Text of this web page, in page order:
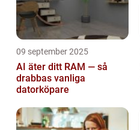
09 september 2025
AI äter ditt RAM — så
drabbas vanliga
datorköpare